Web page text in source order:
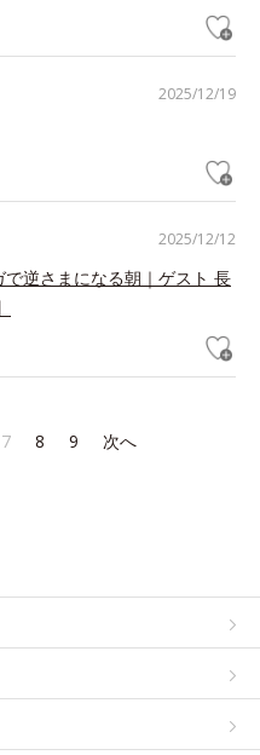
2025/12/19
2025/12/12
で逆さまになる朝｜ゲスト 長
7 8 9 次へ